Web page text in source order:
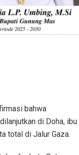
bahwa
di Doha, ibu
total di Jalur Gaza.